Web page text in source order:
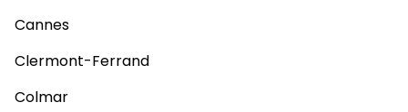
Cannes
Clermont-Ferrand
Colmar